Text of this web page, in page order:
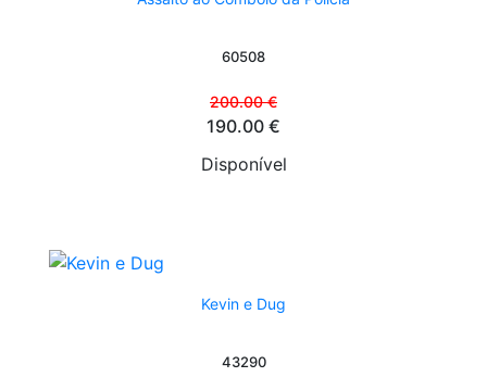
60508
200.00 €
190.00 €
Disponível
Kevin e Dug
43290